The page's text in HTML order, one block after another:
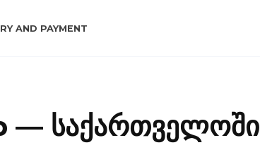
AND PAYMENT
— საქართველოში